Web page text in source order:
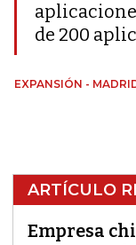
de 200
EXPANSIÓN -
ARTÍCULO
Empresa